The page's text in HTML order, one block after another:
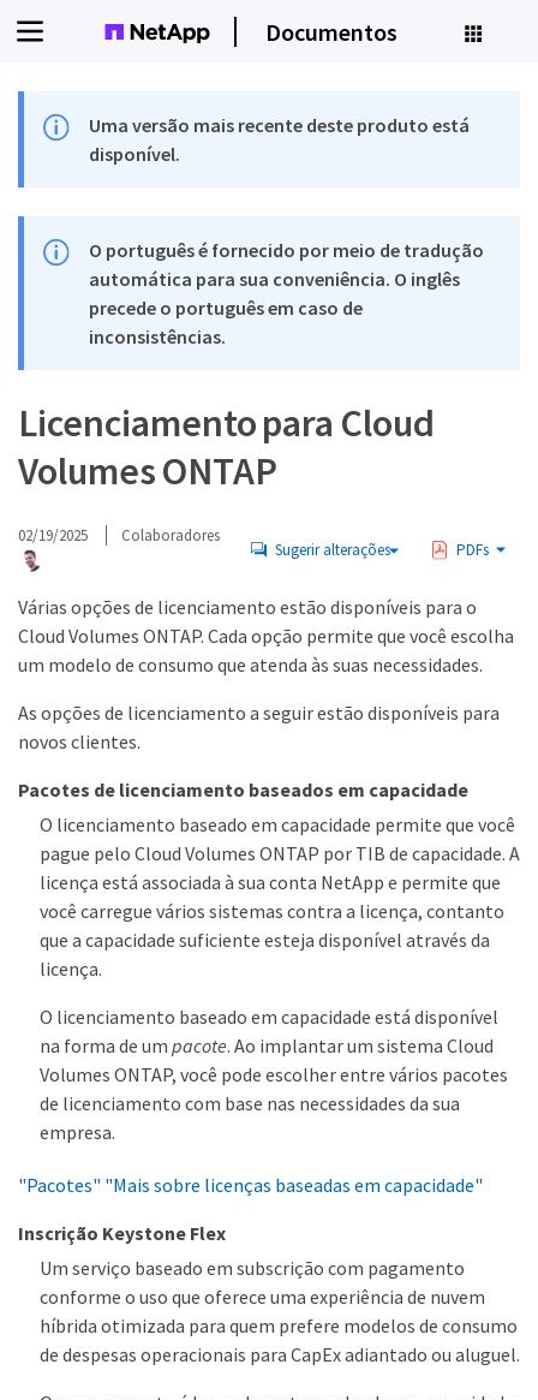
Documentos
Uma versão mais recente deste produto está
disponível.
O português é fornecido por meio de tradução
automática para sua conveniência. O inglês
precede o português em caso de
inconsistências.
Licenciamento para Cloud
Volumes ONTAP
02/19/2025 Colaboradores
Sugerir alterações PDFs
Várias opções de licenciamento estão disponíveis para o
Cloud Volumes ONTAP. Cada opção permite que você escolha
um modelo de consumo que atenda às suas necessidades.
As opções de licenciamento a seguir estão disponíveis para
novos clientes.
Pacotes de licenciamento baseados em capacidade
O licenciamento baseado em capacidade permite que você
pague pelo Cloud Volumes ONTAP por TIB de capacidade. A
licença está associada à sua conta NetApp e permite que
você carregue vários sistemas contra a licença, contanto
que a capacidade suficiente esteja disponível através da
licença.
O licenciamento baseado em capacidade está disponível
na forma de um pacote. Ao implantar um sistema Cloud
Volumes ONTAP, você pode escolher entre vários pacotes
de licenciamento com base nas necessidades da sua
empresa.
"Pacotes" "Mais sobre licenças baseadas em capacidade"
Inscrição Keystone Flex
Um serviço baseado em subscrição com pagamento
conforme o uso que oferece uma experiência de nuvem
híbrida otimizada para quem prefere modelos de consumo
de despesas operacionais para CapEx adiantado ou aluguel.